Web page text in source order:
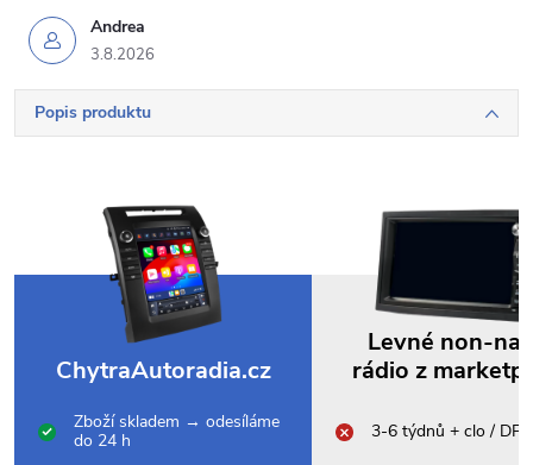
Andrea
3.8.2026
Popis produktu
ChytraAutoradia.cz
Levné non-
rádio z
Zboží skladem → odesíláme
do 24 h
3-6 týdnů + clo /